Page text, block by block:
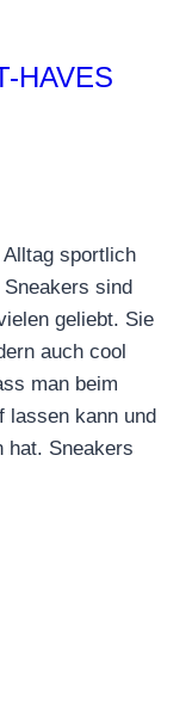
HAVES
sportlich
sind
geliebt. Sie
auch cool
man beim
lassen kann und
hat. Sneakers